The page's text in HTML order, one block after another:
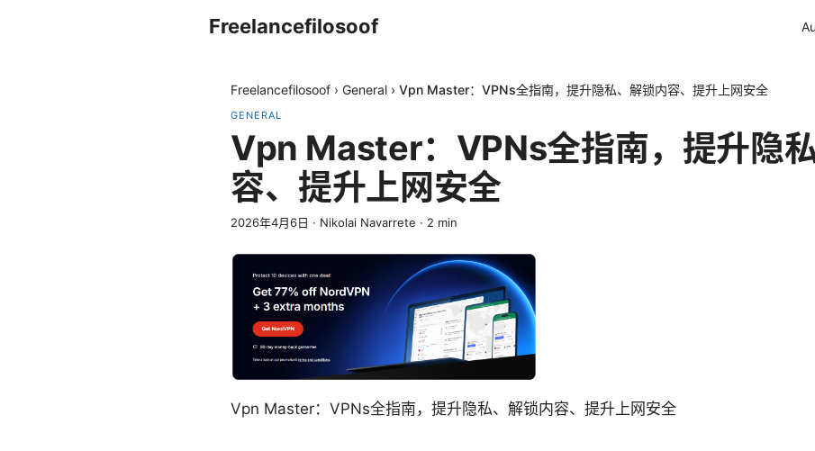
Freelancefilosoof
Freelancefilosoof › General › Vpn Master：VPNs全指南，提升隐私、解锁内容、提升上网安全
GENERAL
Vpn Master：VPNs全指南，提升隐
容、提升上网安全
2026年4月6日 · Nikolai Navarrete · 2 min
Vpn Master：VPNs全指南，提升隐私、解锁内容、提升上网安全